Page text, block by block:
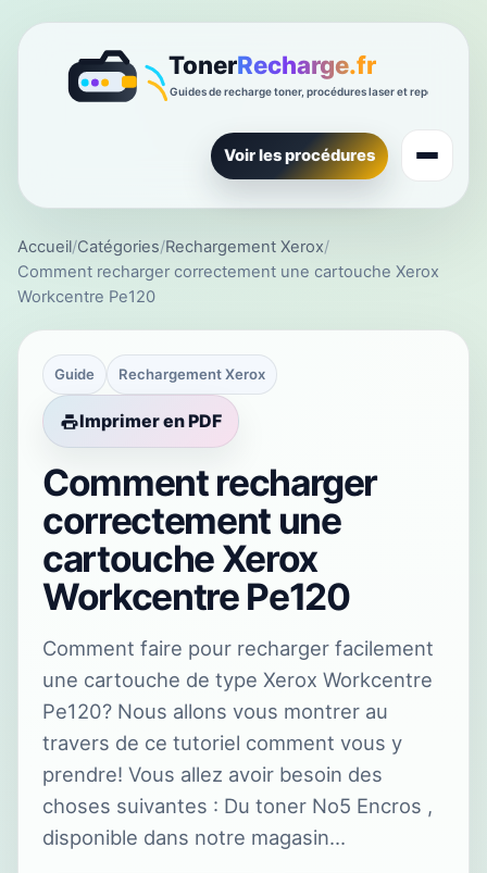
Voir les procédures
Accueil/Catégories/Rechargement Xerox/
Comment recharger correctement une cartouche Xerox
Workcentre Pe120
Guide Rechargement Xerox
Imprimer en PDF
Comment recharger
correctement une
cartouche Xerox
Workcentre Pe120
Comment faire pour recharger facilement
une cartouche de type Xerox Workcentre
Pe120? Nous allons vous montrer au
travers de ce tutoriel comment vous y
prendre! Vous allez avoir besoin des
choses suivantes : Du toner No5 Encros ,
disponible dans notre magasin…